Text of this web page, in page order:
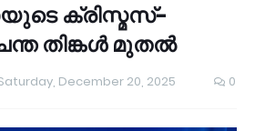
ക്രിസ്മസ്-
തിങ്കൾ മുതൽ
December 20, 2025 0